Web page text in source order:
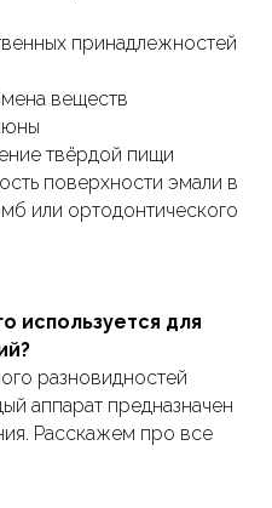
принадлежностей
веществ
твёрдой пищи
поверхности эмали в
или ортодонтического
используется для
разновидностей
аппарат предназначен
Расскажем про все